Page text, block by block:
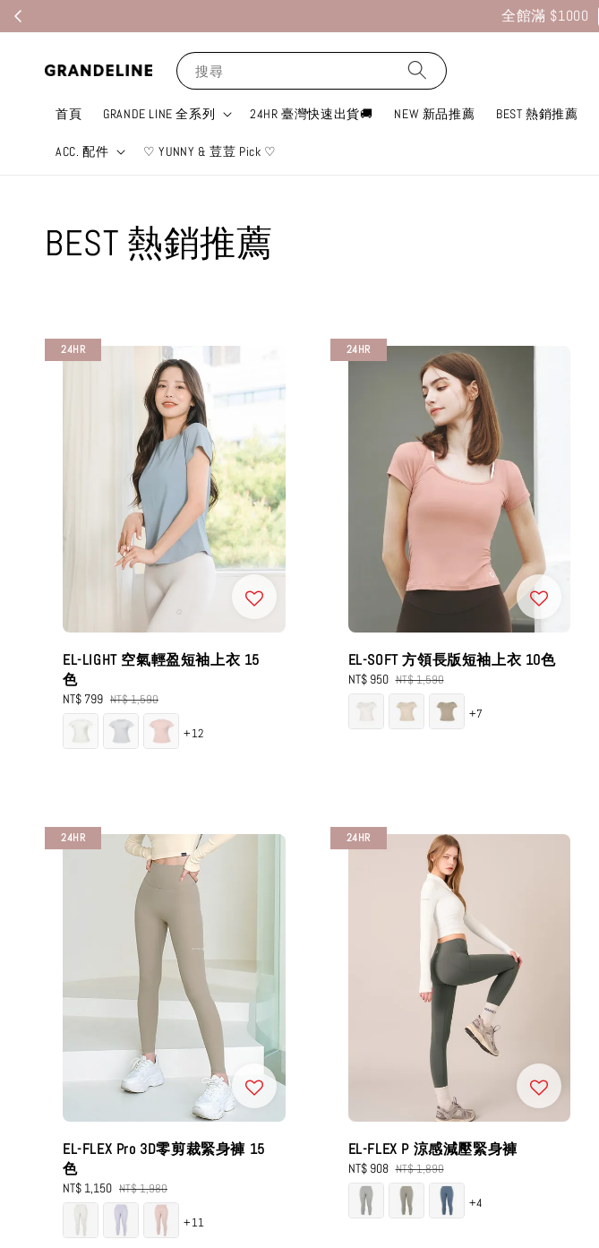
全館滿 $1000
搜尋
首頁 GRANDE LINE 全系列 24HR 臺灣快速出貨🚚 NEW 新品推薦 BEST 熱銷推薦
ACC. 配件 ♡ YUNNY & 荳荳 Pick ♡
BEST 熱銷推薦
24HR
EL-LIGHT 空氣輕盈短袖上衣 15
色
Sale
price
NT$ 799 Regular
price
NT$ 1,590
+12
24HR
EL-SOFT 方領長版短袖上衣 10色
Sale
price
NT$ 950 Regular
price
NT$ 1,590
+7
24HR
EL-FLEX Pro 3D零剪裁緊身褲 15
色
Sale
price
NT$ 1,150 Regular
price
NT$ 1,980
+11
24HR
EL-FLEX P 涼感減壓緊身褲
Sale
price
NT$ 908 Regular
price
NT$ 1,890
+4